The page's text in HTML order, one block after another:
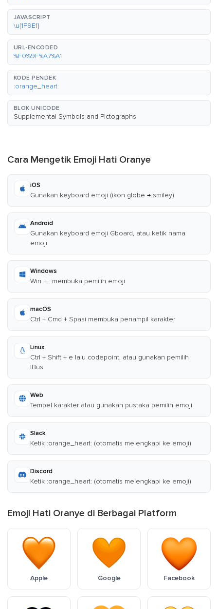
JAVASCRIPT
\u{1F9E1}
URL-ENCODED
%F0%9F%A7%A1
KODE PENDEK
:orange_heart:
BLOK UNICODE
Supplemental Symbols and Pictographs
Cara Mengetik Emoji Hati Oranye
iOS
Gunakan keyboard emoji (ikon globe → smiley)
Android
Gunakan keyboard emoji Gboard, atau ketik nama
emoji
Windows
Win + . membuka pemilih emoji
macOS
Ctrl + Cmd + Spasi membuka penampil karakter
Linux
Ctrl + Shift + e lalu codepoint, atau gunakan pemilih
IBus
Web
Tempel karakter atau gunakan pustaka pemilih emoji
Slack
Ketik :orange_heart: (otomatis melengkapi ke emoji)
Discord
Ketik :orange_heart: (otomatis melengkapi ke emoji)
Emoji Hati Oranye di Berbagai Platform
Apple Google Facebook